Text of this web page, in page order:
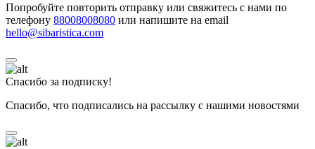
Попробуйте повторить отправку или свяжитесь с нами по
телефону 88008008080 или напишите на email
hello@sibaristica.com
Спасибо за подписку!
Спасибо, что подписались на рассылку с нашими новостями